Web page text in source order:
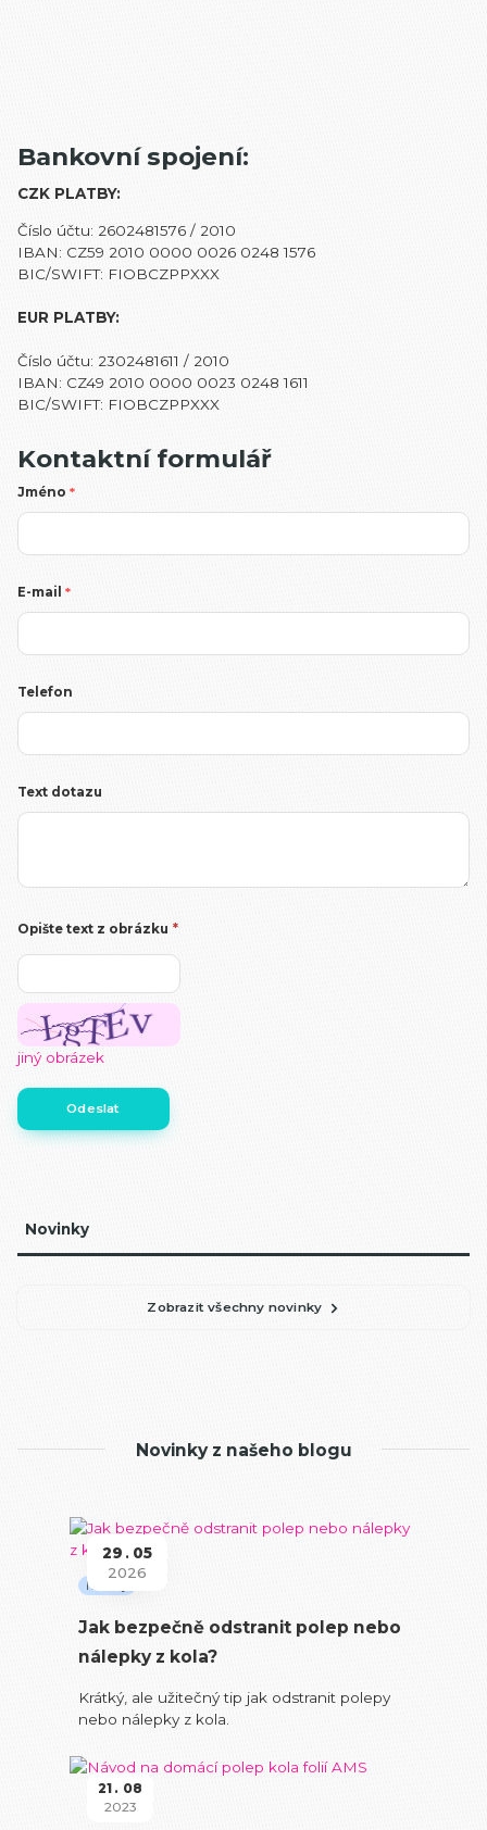
Novinky
Zobrazit všechny novinky
Bankovní spojení:
CZK PLATBY:
Číslo účtu: 2602481576 / 2010
IBAN: CZ59 2010 0000 0026 0248 1576
BIC/SWIFT: FIOBCZPPXXX
EUR PLATBY:
Číslo účtu: 2302481611 / 2010
IBAN: CZ49 2010 0000 0023 0248 1611
BIC/SWIFT: FIOBCZPPXXX
Kontaktní formulář
Jméno *
E-mail *
Telefon
Text dotazu
Opište text z obrázku *
jiný obrázek
Novinky z našeho blogu
29
05
2026
Návody
Jak bezpečně odstranit polep nebo
nálepky z kola?
Krátký, ale užitečný tip jak odstranit polepy
nebo nálepky z kola.
21
08
2023